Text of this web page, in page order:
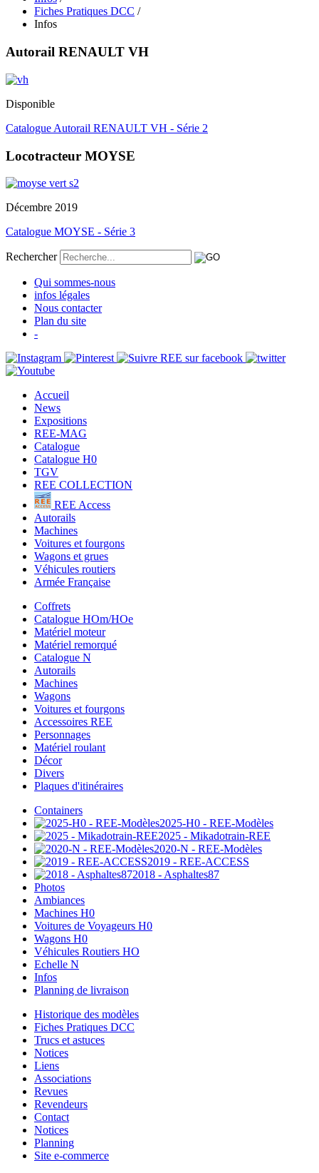
Fiches Pratiques DCC /
Infos
Autorail RENAULT VH
Disponible
Catalogue Autorail RENAULT VH - Série 2
Locotracteur MOYSE
Décembre 2019
Catalogue MOYSE - Série 3
Rechercher
Qui sommes-nous
infos légales
Nous contacter
Plan du site
-
Accueil
News
Expositions
REE-MAG
Catalogue
Catalogue H0
TGV
REE COLLECTION
REE Access
Autorails
Machines
Voitures et fourgons
Wagons et grues
Véhicules routiers
Armée Française
Coffrets
Catalogue HOm/HOe
Matériel moteur
Matériel remorqué
Catalogue N
Autorails
Machines
Wagons
Voitures et fourgons
Accessoires REE
Personnages
Matériel roulant
Décor
Divers
Plaques d'itinéraires
Containers
2025-H0 - REE-Modèles
2025 - Mikadotrain-REE
2020-N - REE-Modèles
2019 - REE-ACCESS
2018 - Asphaltes87
Photos
Ambiances
Machines H0
Voitures de Voyageurs H0
Wagons H0
Véhicules Routiers HO
Echelle N
Infos
Planning de livraison
Historique des modèles
Fiches Pratiques DCC
Trucs et astuces
Notices
Liens
Associations
Revues
Revendeurs
Contact
Notices
Planning
Site e-commerce